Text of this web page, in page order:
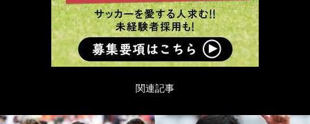
関連記事